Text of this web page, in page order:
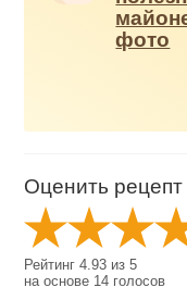
фото
Оценить рецепт
Рейтинг4.93 из5
на основе 14 голосов